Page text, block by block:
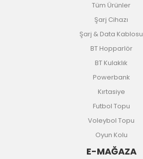
Tüm Ürünler
Şarj Cihazı
Şarj & Data Kablosu
BT Hopparlör
BT Kulaklık
Powerbank
Kırtasiye
Futbol Topu
Voleybol Topu
Oyun Kolu
E-MAĞAZA